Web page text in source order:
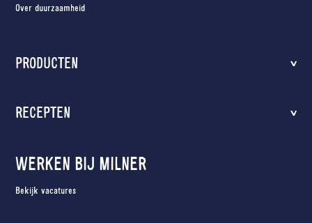
Over duurzaamheid
PRODUCTEN
RECEPTEN
WERKEN BIJ MILNER
Bekijk vacatures